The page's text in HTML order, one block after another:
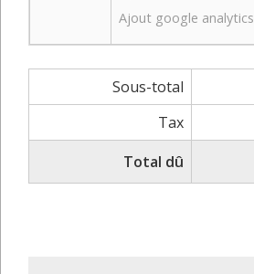
Ajout google analytics
Sous-total
Tax
Total dû